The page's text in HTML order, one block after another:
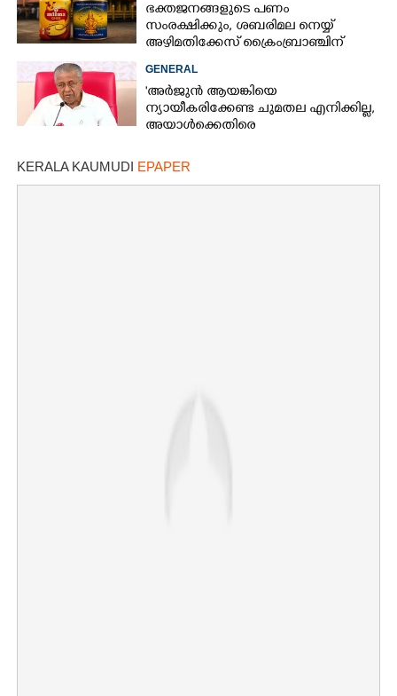
ഭക്തജനങ്ങളുടെ പണം
സംരക്ഷിക്കും, ശബരിമല നെയ്യ്
അഴിമതിക്കേസ് ക്രൈംബ്രാഞ്ചിന്
GENERAL
'അർജുൻ ആയങ്കിയെ
ന്യായീകരിക്കേണ്ട ചുമതല എനിക്കില്ല,
അയാൾക്കെതിരെ
KERALA KAUMUDI EPAPER